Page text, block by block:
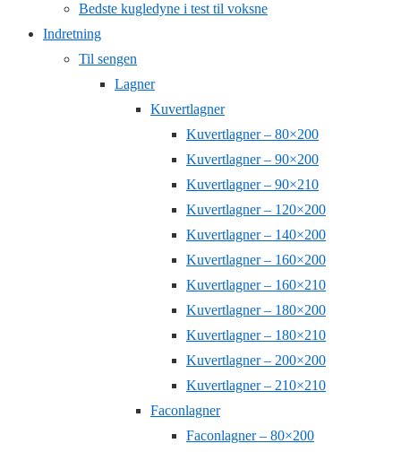
Bedste kugledyne i test til voksne
Indretning
Til sengen
Lagner
Kuvertlagner
Kuvertlagner – 80×200
Kuvertlagner – 90×200
Kuvertlagner – 90×210
Kuvertlagner – 120×200
Kuvertlagner – 140×200
Kuvertlagner – 160×200
Kuvertlagner – 160×210
Kuvertlagner – 180×200
Kuvertlagner – 180×210
Kuvertlagner – 200×200
Kuvertlagner – 210×210
Faconlagner
Faconlagner – 80×200